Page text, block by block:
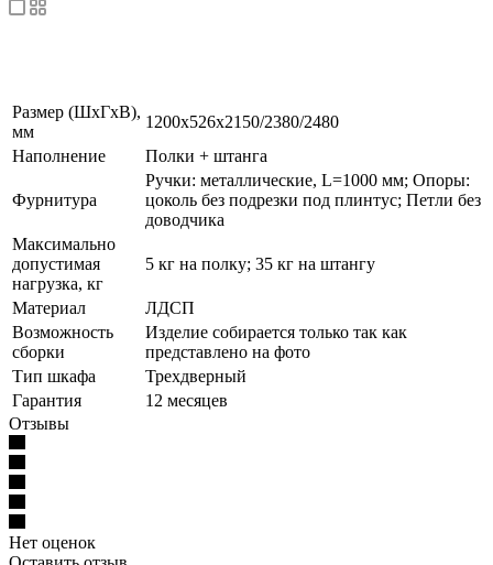
Размер (ШхГхВ),
мм
1200х526х2150/2380/2480
Наполнение
Полки + штанга
Фурнитура
Ручки: металлические, L=1000 мм; Опоры:
цоколь без подрезки под плинтус; Петли без
доводчика
Максимально
допустимая
нагрузка, кг
5 кг на полку; 35 кг на штангу
Материал
ЛДСП
Возможность
сборки
Изделие собирается только так как
представлено на фото
Тип шкафа
Трехдверный
Гарантия
12 месяцев
Отзывы
Нет оценок